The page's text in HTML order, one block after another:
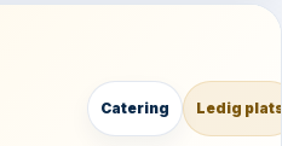
Catering Ledig